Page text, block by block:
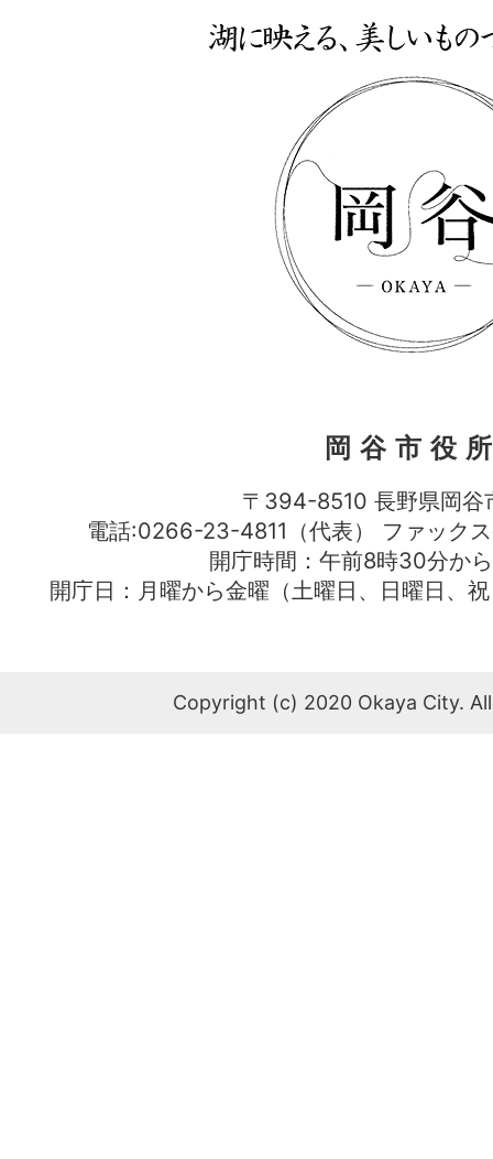
岡谷市役
〒394-8510 長野県岡谷
電話:0266-23-4811（代表） ファッ
開庁時間：午前8時30分か
開庁日：月曜から金曜（土曜日、日曜日、
Copyright (c) 2020 Okaya City.